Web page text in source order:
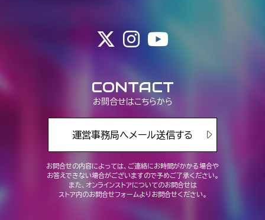
CONTACT
お問合せはこちらから
運営事務局へメール送信する
お問合せの内容によっては、ご連絡にお時間がかかる場合や
お答えできない場合がございますので予めご了承ください。
また、オンラインストアについてのお問合せは
ストア内のお問合せフォームよりお問合せください。